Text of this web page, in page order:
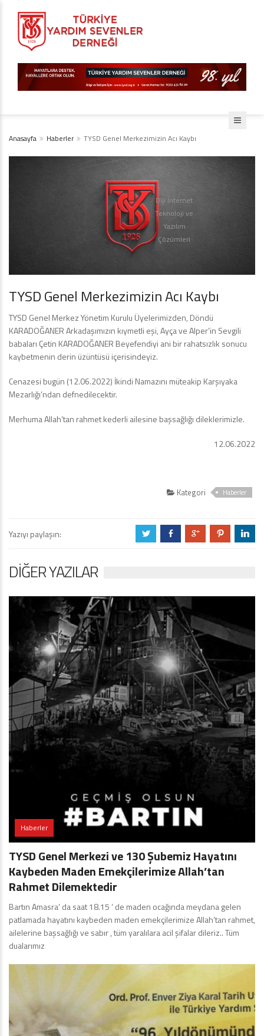
Anasayfa Haberler TYSD Genel Merkezimizin Acı Kaybı
TYSD Genel Merkezimizin Acı Kaybı
TYSD Genel Merkez Yönetim Kurulu Üyelerimizden, Döndü
KARADOĞANER Arkadaşımızın kıymetli eşi, Ayça ve Alper’in Sevgili
babaları Çetin KARADOĞANER Beyefendiyi ani bir rahatsızlık sonucu
kaybetmenin derin üzüntüsü içerisindeyiz.
Cenazesi bugün (12.06.2022) İkindi Namazını müteakip Karşıyaka
Mezarlığı’ndan defnedilecektir.
Merhuma Allah’tan rahmet kederli ailesine başsağlığı dileklerimizle.
12.06.2022
Kategori Haberler
Yazıyı paylaşın: a b c d j
DIĞER YAZILAR
Haberler
TYSD Genel Merkezi ve 130 Şubemiz Hayatını
Kaybeden Maden Emekçilerimize Allah’tan
Rahmet Dilemektedir
Bartın Amasra’ da saat 18.15 ‘ de maden ocağında meydana gelen
patlamada hayatını kaybeden maden emekçilerimize Allah’tan rahmet,
ailelerine başsağlığı ve sabır , tüm yaralılara acil şifalar dileriz.. Tüm
dualarımız
Diji İnternet
Teknoloji ve
Yazılım
Çözümleri